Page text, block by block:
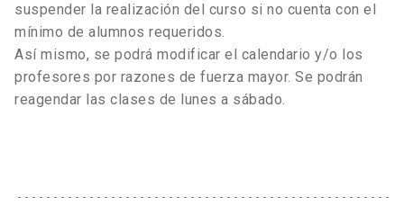
suspender la realización del curso si no cuenta con el
mínimo de alumnos requeridos.
Así mismo, se podrá modificar el calendario y/o los
profesores por razones de fuerza mayor. Se podrán
reagendar las clases de lunes a sábado.